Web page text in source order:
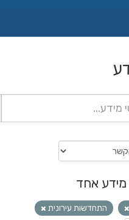
מידע אחד
התחדשות עירונית